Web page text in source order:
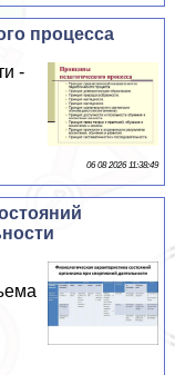
процесса
-
06 08 2026 11:38:49